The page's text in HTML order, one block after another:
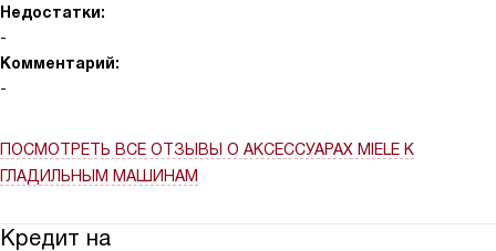
Недостатки:
-
Комментарий:
-
ПОСМОТРЕТЬ ВСЕ ОТЗЫВЫ О АКСЕССУАРАХ MIELE К
ГЛАДИЛЬНЫМ МАШИНАМ
Кредит на